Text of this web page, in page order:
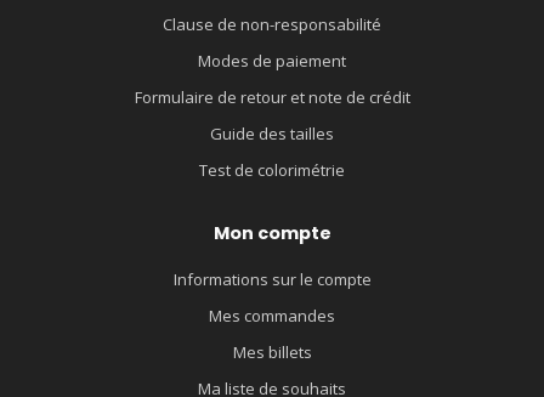
Clause de non-responsabilité
Modes de paiement
Formulaire de retour et note de crédit
Guide des tailles
Test de colorimétrie
Mon compte
Informations sur le compte
Mes commandes
Mes billets
Ma liste de souhaits